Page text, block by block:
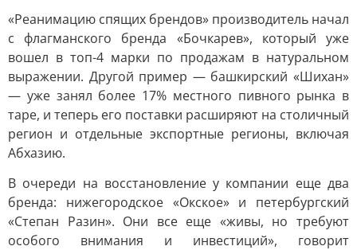
«Реанимацию спящих брендов» производитель начал
с флагманского бренда «Бочкарев», который уже
вошел в топ-4 марки по продажам в натуральном
выражении. Другой пример — башкирский «Шихан»
— уже занял более 17% местного пивного рынка в
таре, и теперь его поставки расширяют на столичный
регион и отдельные экспортные регионы, включая
Абхазию.
В очереди на восстановление у компании еще два
бренда: нижегородское «Окское» и петербургский
«Степан Разин». Они все еще «живы, но требуют
особого внимания и инвестиций», говорит